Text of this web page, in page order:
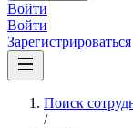
Войти
Войти
Зарегистрироваться
Поиск
/